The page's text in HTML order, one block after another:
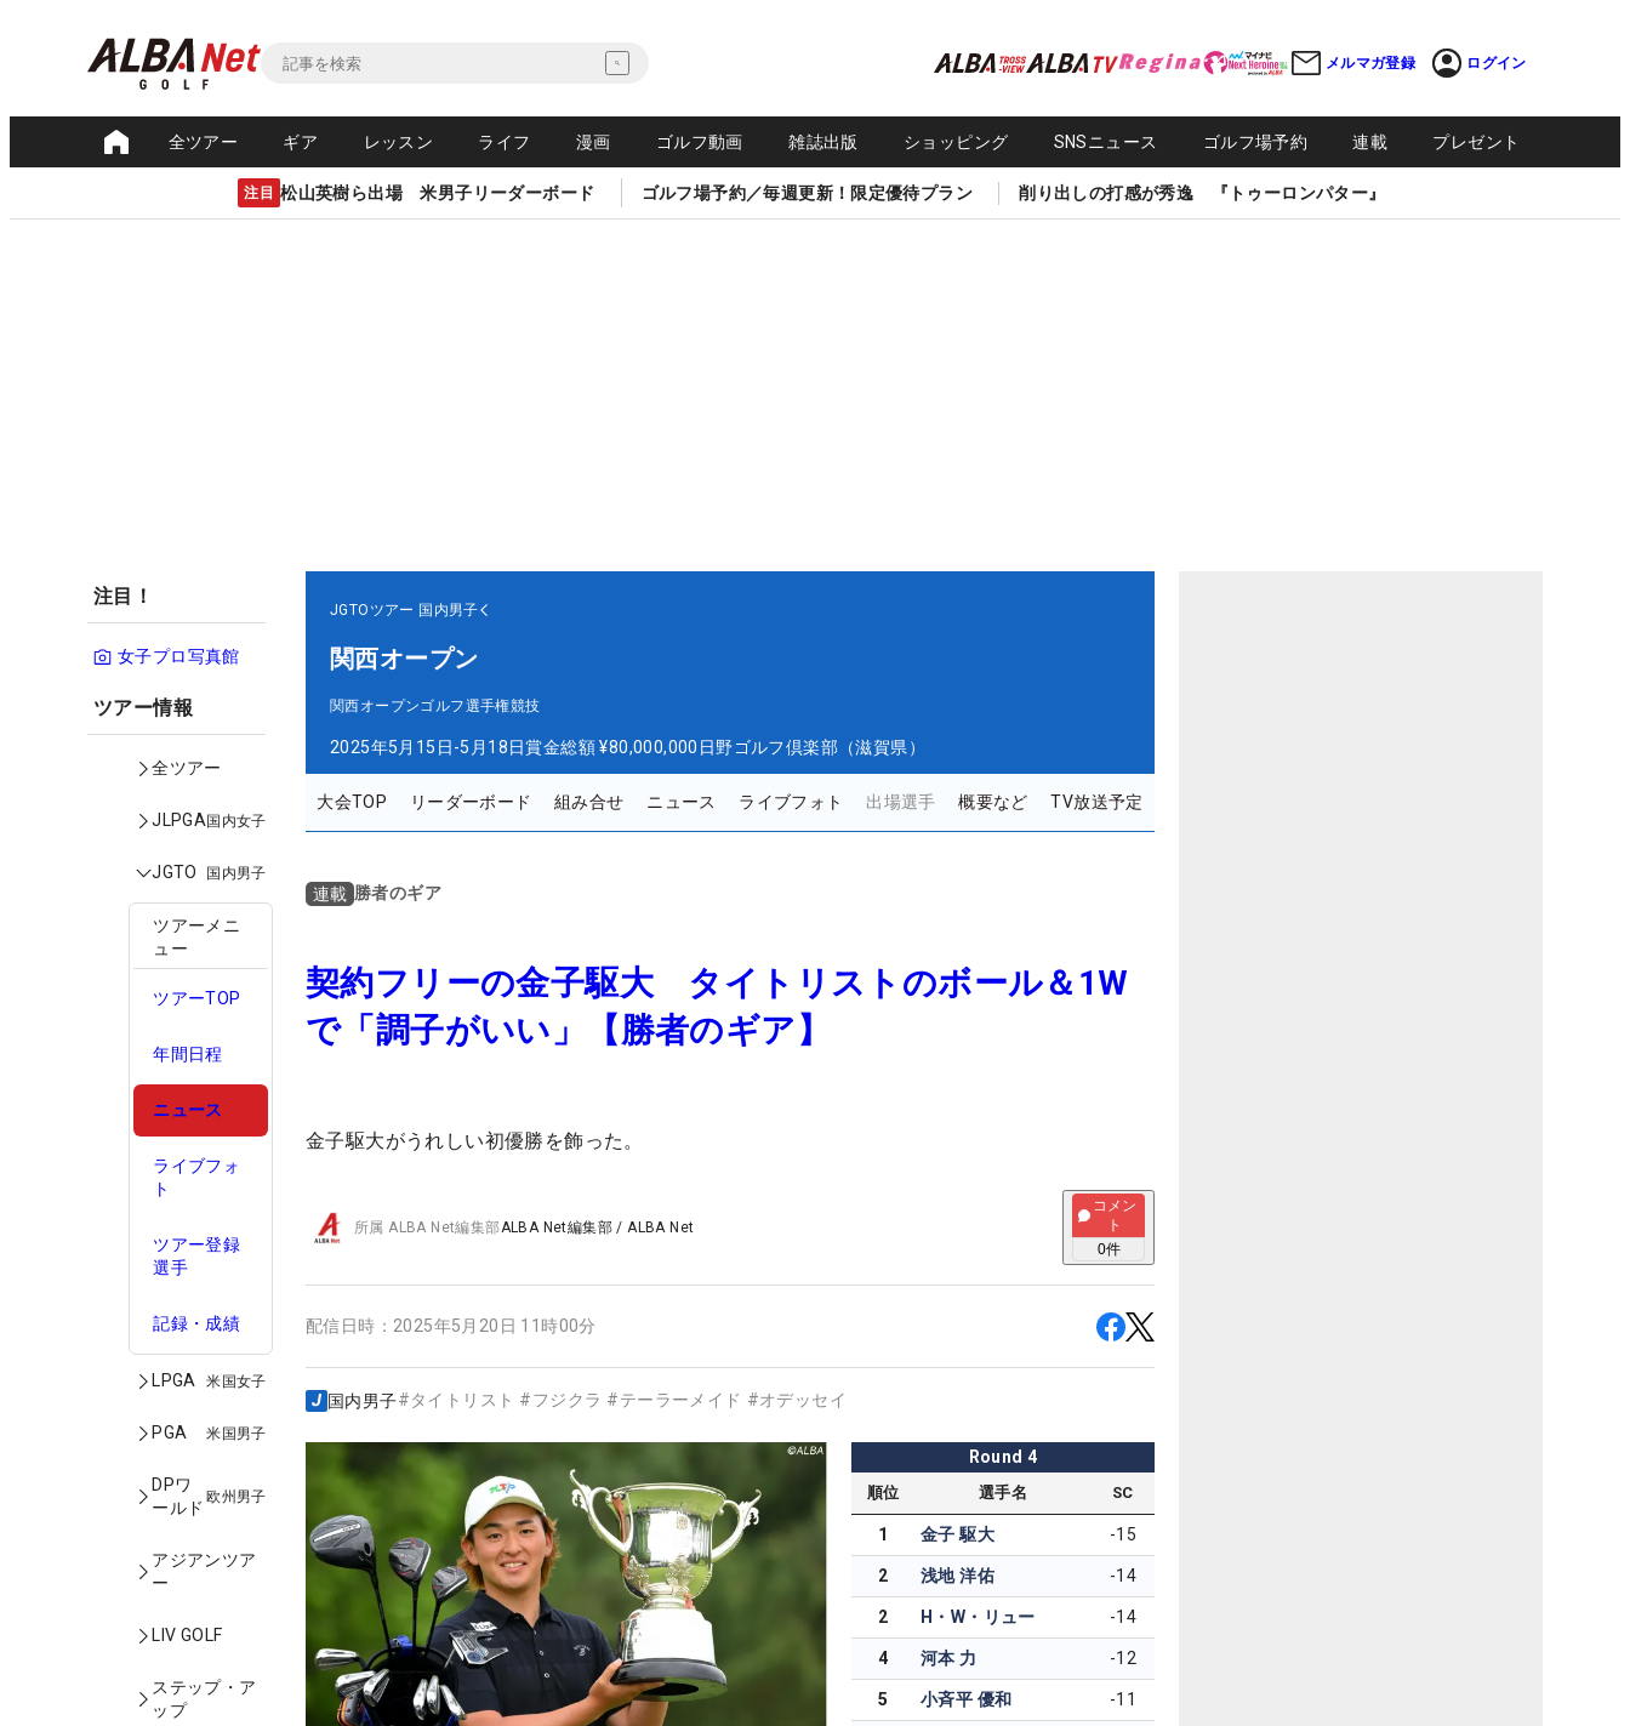
メルマガ登録 ログイン
全ツアー ギア レッスン ライフ 漫画 ゴルフ動画 雑誌出版 ショッピング SNSニュース ゴルフ場予約 連載 プレゼント
注目 松山英樹ら出場 米男子リーダーボード ゴルフ場予約／毎週更新！限定優待プラン 削り出しの打感が秀逸 『トゥーロンパター』
注目！
女子プロ写真館
ツアー情報
全ツアー
JLPGA国内女子
JGTO 国内男子
ツアーメニ
ュー
ツアーTOP
年間日程
ニュース
ライブフォ
ト
ツアー登録
選手
記録・成績
LPGA 米国女子
PGA 米国男子
DPワ
ールド
欧州男子
アジアンツア
ー
LIV GOLF
ステップ・ア
ップ
JGTOツアー 国内男子
関西オープン
関西オープンゴルフ選手権競技
2025年5月15日-5月18日賞金総額 ¥80,000,000 日野ゴルフ倶楽部（滋賀県）
大会TOP リーダーボード 組み合せ ニュース ライブフォト 出場選手 概要など TV放送予定
連載 勝者のギア
契約フリーの金子駆大 タイトリストのボール＆1W
で「調子がいい」【勝者のギア】
金子駆大がうれしい初優勝を飾った。
所属ALBA Net編集部ALBA Net編集部 /ALBA Net
コメン
ト
0件
配信日時： 2025年5月20日 11時00分
国内男子#タイトリスト #フジクラ #テーラーメイド #オデッセイ
Round 4
順位 選手名 SC
1 金子 駆大 -15
2 浅地 洋佑 -14
2 H・W・リュー -14
4 河本 力 -12
5 小斉平 優和 -11